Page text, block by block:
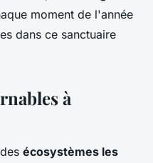
moment de l'année
dans ce sanctuaire
à
écosystèmes les